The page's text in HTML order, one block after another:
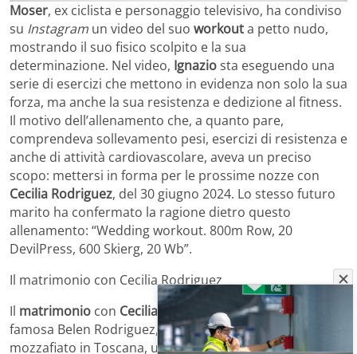
Moser, ex ciclista e personaggio televisivo, ha condiviso
su Instagram un video del suo workouta petto nudo,
mostrando il suo fisico scolpito e la sua
determinazione. Nel video, Ignaziosta eseguendo una
serie di esercizi che mettono in evidenza non solo la sua
forza, ma anche la sua resistenza e dedizione al fitness.
Il motivo dell’allenamento che, a quanto pare,
comprendeva sollevamento pesi, esercizi di resistenza e
anche di attività cardiovascolare, aveva un preciso
scopo: mettersi in forma per le prossime nozze con
Cecilia Rodriguez, del 30 giugno 2024. Lo stesso futuro
marito ha confermato la ragione dietro questo
allenamento: “Wedding workout. 800m Row, 20
DevilPress, 600 Skierg, 20 Wb”.
Il matrimonio con Cecilia Rodriguez
Il matrimonio con CeciliaRodriguez, sorella della
famosa Belen Rodriguez, si terrà in una location
mozzafiato in Toscana, una delle regioni più affascinanti